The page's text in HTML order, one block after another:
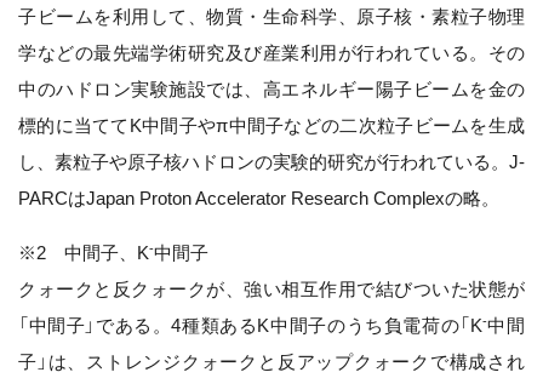
子ビームを利用して、物質・生命科学、原子核・素粒子物理
学などの最先端学術研究及び産業利用が行われている。その
中のハドロン実験施設では、高エネルギー陽子ビームを金の
標的に当ててK中間子やπ中間子などの二次粒子ビームを生成
し、素粒子や原子核ハドロンの実験的研究が行われている。J-
PARCはJapan Proton Accelerator Research Complexの略。
※2 中間子、K-中間子
クォークと反クォークが、強い相互作用で結びついた状態が
「中間子」である。4種類あるK中間子のうち負電荷の「K-中間
子」は、ストレンジクォークと反アップクォークで構成され